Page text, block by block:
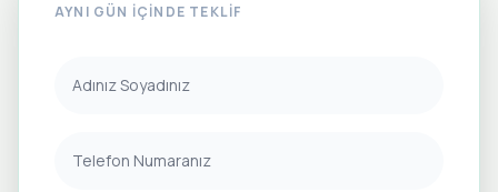
AYNI GÜN İÇINDE TEKLIF